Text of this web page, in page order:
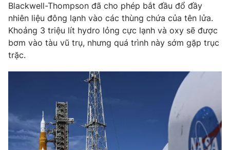
Photo Infographic
Video
VTV Sức khoẻ
Thị trường 24h Tấm lòng Việt
Blackwell-Thompson đã cho phép bắt đầu đổ đầy
nhiên liệu đông lạnh vào các thùng chứa của tên lửa.
Khoảng 3 triệu lít hydro lỏng cực lạnh và oxy sẽ được
bơm vào tàu vũ trụ, nhưng quá trình này sớm gặp trục
trặc.